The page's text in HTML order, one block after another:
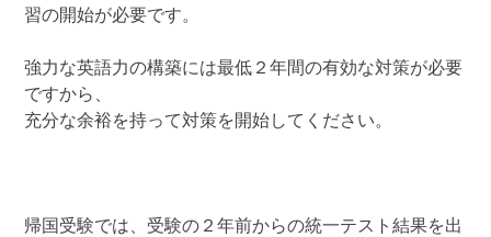
習の開始が必要です。
強力な英語力の構築には最低２年間の有効な対策が必要
ですから、
充分な余裕を持って対策を開始してください。
帰国受験では、受験の２年前からの統一テスト結果を出